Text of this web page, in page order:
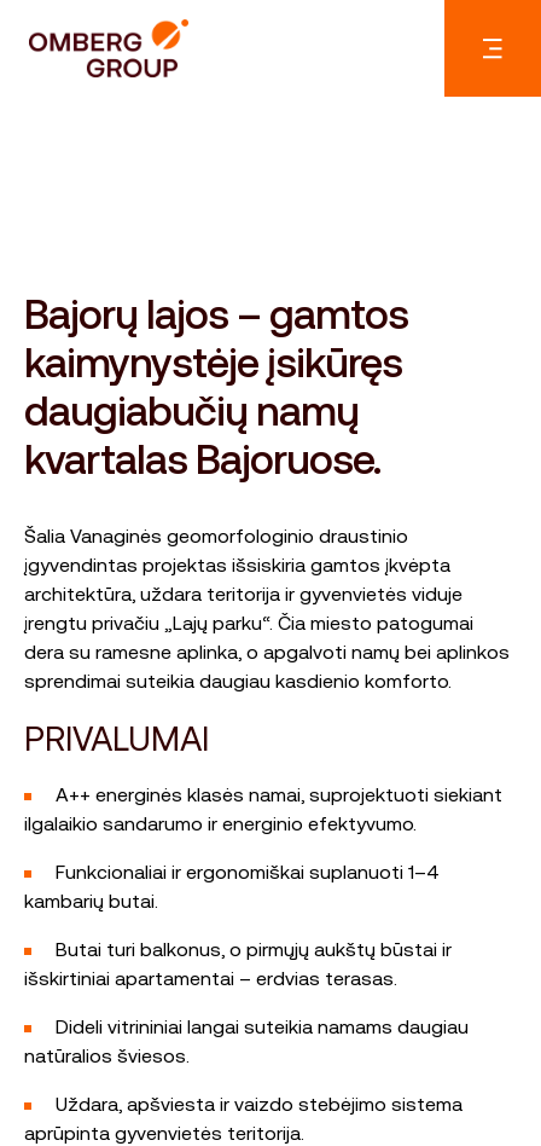
Bajorų lajos – gamtos
kaimynystėje įsikūręs
daugiabučių namų
kvartalas Bajoruose.
Šalia Vanaginės geomorfologinio draustinio
įgyvendintas projektas išsiskiria gamtos įkvėpta
architektūra, uždara teritorija ir gyvenvietės viduje
įrengtu privačiu „Lajų parku“. Čia miesto patogumai
dera su ramesne aplinka, o apgalvoti namų bei aplinkos
sprendimai suteikia daugiau kasdienio komforto.
PRIVALUMAI
A++ energinės klasės namai, suprojektuoti siekiant
ilgalaikio sandarumo ir energinio efektyvumo.
Funkcionaliai ir ergonomiškai suplanuoti 1–4
kambarių butai.
Butai turi balkonus, o pirmųjų aukštų būstai ir
išskirtiniai apartamentai – erdvias terasas.
Dideli vitrininiai langai suteikia namams daugiau
natūralios šviesos.
Uždara, apšviesta ir vaizdo stebėjimo sistema
aprūpinta gyvenvietės teritorija.